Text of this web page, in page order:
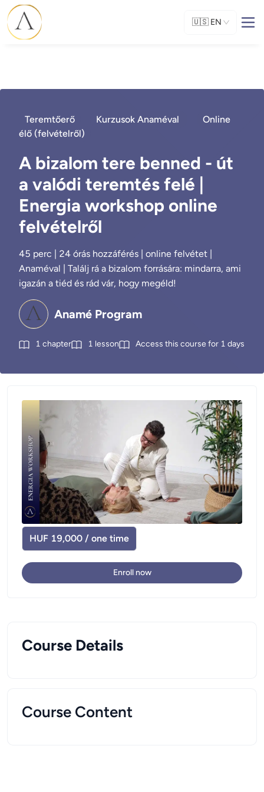
🇺🇸 EN
Teremtőerő Kurzusok Anaméval
Online
élő (felvételről)
A bizalom tere benned - út
a valódi teremtés felé |
Energia workshop online
felvételről
45 perc | 24 órás hozzáférés | online felvétet |
Anaméval | Találj rá a bizalom forrására: mindarra, ami
igazán a tiéd és rád vár, hogy megéld!
Anamé Program
1 chapter 1 lesson Access this course for 1 days
Course Details
Course Content
HUF 19,000 / one time
Enroll now